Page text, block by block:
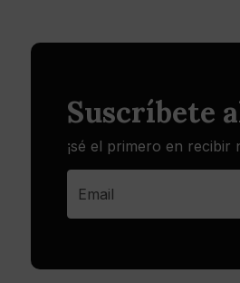
Suscríbete
¡sé el primero en